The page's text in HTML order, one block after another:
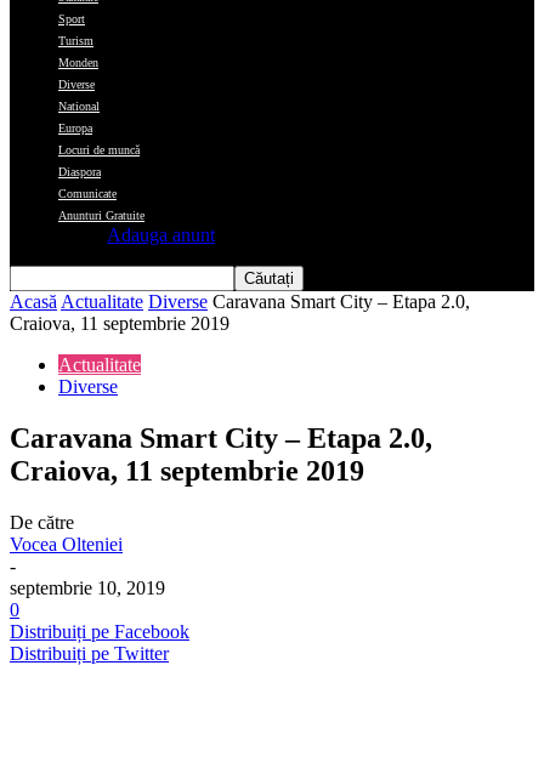
Sport
Turism
Monden
Diverse
National
Europa
Locuri de muncă
Diaspora
Comunicate
Anunturi Gratuite
Adauga anunt
Acasă Actualitate Diverse Caravana Smart City – Etapa 2.0,
Craiova, 11 septembrie 2019
Actualitate
Diverse
Caravana Smart City – Etapa 2.0,
Craiova, 11 septembrie 2019
De către
Vocea Olteniei
-
septembrie 10, 2019
0
Distribuiți pe Facebook
Distribuiți pe Twitter